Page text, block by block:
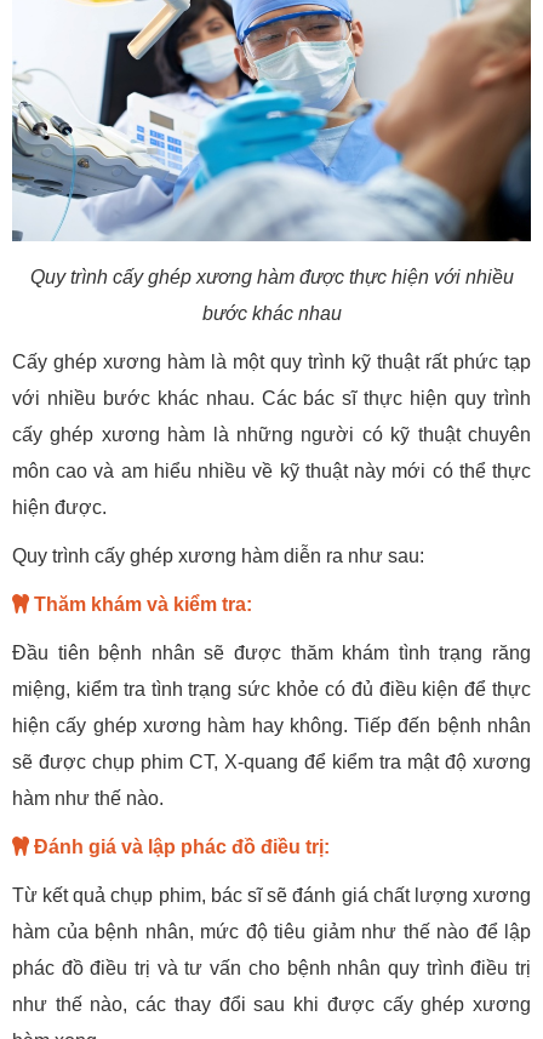
Quy trình cấy ghép xương hàm được thực hiện với nhiều
bước khác nhau
Cấy ghép xương hàm là một quy trình kỹ thuật rất phức tạp
với nhiều bước khác nhau. Các bác sĩ thực hiện quy trình
cấy ghép xương hàm là những người có kỹ thuật chuyên
môn cao và am hiểu nhiều về kỹ thuật này mới có thể thực
hiện được.
Quy trình cấy ghép xương hàm diễn ra như sau:
Thăm khám và kiểm tra:
Đầu tiên bệnh nhân sẽ được thăm khám tình trạng răng
miệng, kiểm tra tình trạng sức khỏe có đủ điều kiện để thực
hiện cấy ghép xương hàm hay không. Tiếp đến bệnh nhân
sẽ được chụp phim CT, X-quang để kiểm tra mật độ xương
hàm như thế nào.
Đánh giá và lập phác đồ điều trị:
Từ kết quả chụp phim, bác sĩ sẽ đánh giá chất lượng xương
hàm của bệnh nhân, mức độ tiêu giảm như thế nào để lập
phác đồ điều trị và tư vấn cho bệnh nhân quy trình điều trị
như thế nào, các thay đổi sau khi được cấy ghép xương